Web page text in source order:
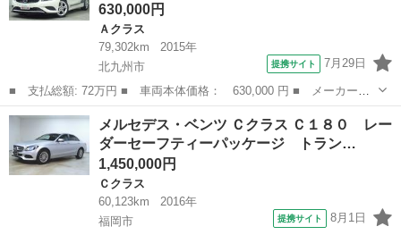
630,000円
Ａクラス
79,302km
2015年
北九州市
提携サイト 7月29日
■ 支払総額: 72万円 ■ 車両本体価格： 630,000 円 ■ メーカー
名： メルセデス・ベンツ ■ 車種名： Ａクラス ■ グレード
名： Ａ１８０ ユーザー買取／禁煙／レーダーセーフティパッケー
ジ／ベーシックパッケ...
福岡 北九州市 Ａクラス
メルセデス・ベンツ Ｃクラス Ｃ１８０ レー
ダーセーフティーパッケージ トラン…
1,450,000円
Ｃクラス
60,123km
2016年
福岡市
提携サイト 8月1日